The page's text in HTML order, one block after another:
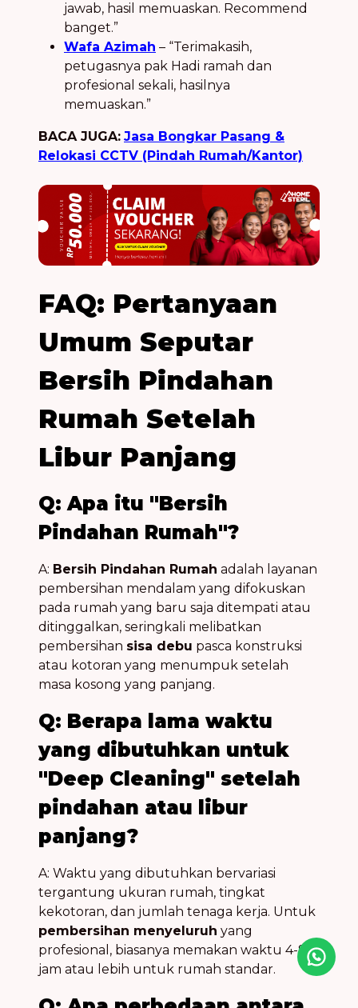
jawab, hasil memuaskan. Recommend
banget.”
Wafa Azimah – “Terimakasih,
petugasnya pak Hadi ramah dan
profesional sekali, hasilnya
memuaskan.”
BACA JUGA: Jasa Bongkar Pasang &
Relokasi CCTV (Pindah Rumah/Kantor)
FAQ: Pertanyaan
Umum Seputar
Bersih Pindahan
Rumah Setelah
Libur Panjang
Q: Apa itu "Bersih
Pindahan Rumah"?
A: Bersih Pindahan Rumah adalah layanan
pembersihan mendalam yang difokuskan
pada rumah yang baru saja ditempati atau
ditinggalkan, seringkali melibatkan
pembersihan sisa debu pasca konstruksi
atau kotoran yang menumpuk setelah
masa kosong yang panjang.
Q: Berapa lama waktu
yang dibutuhkan untuk
"Deep Cleaning" setelah
pindahan atau libur
panjang?
A: Waktu yang dibutuhkan bervariasi
tergantung ukuran rumah, tingkat
kekotoran, dan jumlah tenaga kerja. Untuk
pembersihan menyeluruh yang
profesional, biasanya memakan waktu 4-8
jam atau lebih untuk rumah standar.
Icon